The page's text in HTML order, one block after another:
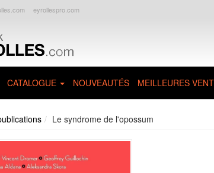
eyrollespro.com
CATALOGUE NOUVEAUTÉS MEILLEURES
Le syndrome de l'opossum